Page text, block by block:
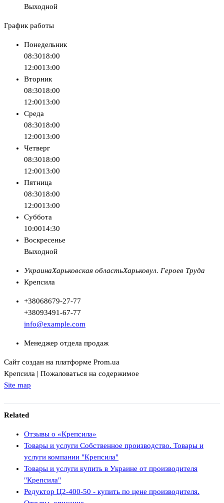
Выходной
График работы
Понедельник
08:3018:00
12:0013:00
Вторник
08:3018:00
12:0013:00
Среда
08:3018:00
12:0013:00
Четверг
08:3018:00
12:0013:00
Пятница
08:3018:00
12:0013:00
Суббота
10:0014:30
Воскресенье
Выходной
УкраинаХарьковская областьХарьковул. Героев Труда
Крепсила
+38068679-27-77
+38093491-67-77
info@example.com
Менеджер отдела продаж
Сайт создан на платформе Prom.ua
Крепсила | Пожаловаться на содержимое
Site map
Related
Отзывы о «Крепсила»
Товары и услуги Собственное производство. Товары и
услуги компании "Крепсила"
Товары и услуги купить в Украине от производителя
"Крепсила"
Редуктор Ц2-400-50 - купить по цене производителя.